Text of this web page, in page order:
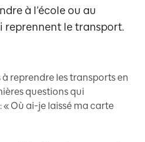
à l’école ou au
reprennent le transport.
reprendre les transports en
questions qui
« Où ai-je laissé ma carte